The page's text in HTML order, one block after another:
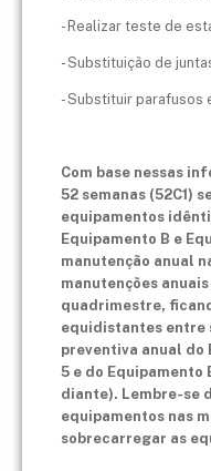
- Realizar teste de
- Substituição de
- Substituir parafusos
Com base nessas
52 semanas (52C1)
equipamentos
Equipamento B e
manutenção anual
manutenções
quadrimestre,
equidistantes entre
preventiva anual do
5 e do Equipamento
diante). Lembre-se
equipamentos nas
sobrecarregar as